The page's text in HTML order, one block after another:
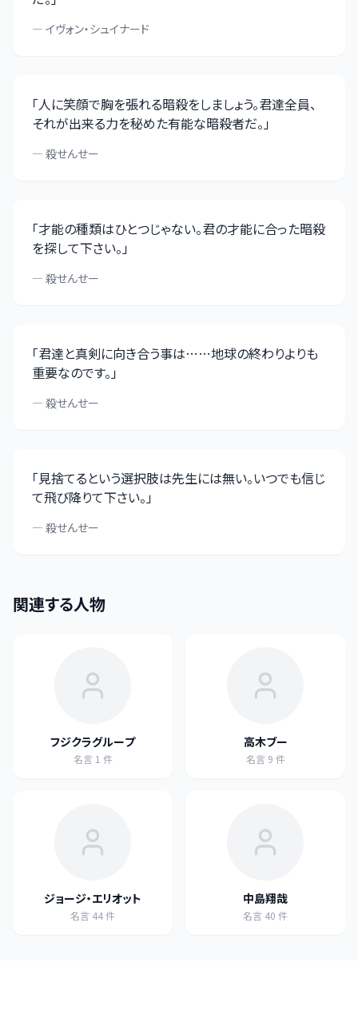
— イヴォン・シュイナード
「人に笑顔で胸を張れる暗殺をしましょう。君達全員、
それが出来る力を秘めた有能な暗殺者だ。」
— 殺せんせー
「才能の種類はひとつじゃない。君の才能に合った暗殺
を探して下さい。」
— 殺せんせー
「君達と真剣に向き合う事は……地球の終わりよりも
重要なのです。」
— 殺せんせー
「見捨てるという選択肢は先生には無い。いつでも信じ
て飛び降りて下さい。」
— 殺せんせー
関連する人物
フジクラグループ
名言 1 件
高木ブー
名言 9 件
ジョージ・エリオット
名言 44件
中島翔哉
名言 40 件